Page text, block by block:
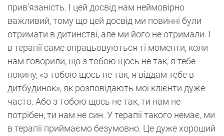
прив’язаність. І цей досвід нам неймовірно
важливий, тому що цей досвід ми повинні були
отримати в дитинстві, але ми його не отримали. І
в терапії саме опрацьовуються ті моменти, коли
нам говорили, що з тобою щось не так, я тебе
покину, «з тобою щось не так, я віддам тебе в
дитбудинок», як розповідають мої клієнти дуже
часто. Або з тобою щось не так, ти нам не
потрібен, ти нам не син. У терапії такого немає, ми
в терапії приймаємо безумовно. Це дуже хороший